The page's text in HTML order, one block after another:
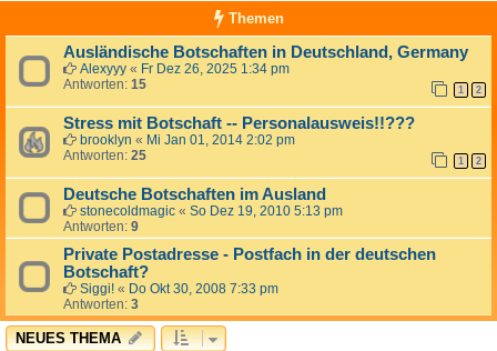
Themen
Ausländische Botschaften in Deutschland, Germany
Alexyyy « Fr Dez 26, 2025 1:34 pm
Antworten: 15 1 2
Stress mit Botschaft -- Personalausweis!!???
brooklyn « Mi Jan 01, 2014 2:02 pm
Antworten: 25 1 2
Deutsche Botschaften im Ausland
stonecoldmagic « So Dez 19, 2010 5:13 pm
Antworten: 9
Private Postadresse - Postfach in der deutschen
Botschaft?
Siggi! « Do Okt 30, 2008 7:33 pm
Antworten: 3
NEUES THEMA